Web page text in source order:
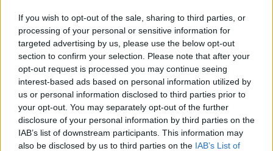
If you wish to opt-out of the sale, sharing to third parties, or
processing of your personal or sensitive information for
targeted advertising by us, please use the below opt-out
section to confirm your selection. Please note that after your
opt-out request is processed you may continue seeing
interest-based ads based on personal information utilized by
us or personal information disclosed to third parties prior to
your opt-out. You may separately opt-out of the further
disclosure of your personal information by third parties on the
IAB’s list of downstream participants. This information may
also be disclosed by us to third parties on the IAB’s List of
2 órája
„Lando és Oscar kapcsolata csak még erősebbé vált a
tavalyi év után” – Stella